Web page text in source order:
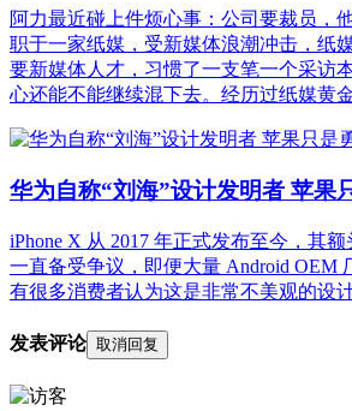
阿力最近碰上件烦心事：公司要裁员，
职于一家纸媒，受新媒体浪潮冲击，纸
要新媒体人才，习惯了一支笔一个采访
心还能不能继续混下去。经历过纸媒黄
华为自称“刘海”设计发明者 苹果
iPhone X 从 2017 年正式发布至今，其
一直备受争议，即便大量 Android OEM
有很多消费者认为这是非常不美观的设
发表评论 取消回复